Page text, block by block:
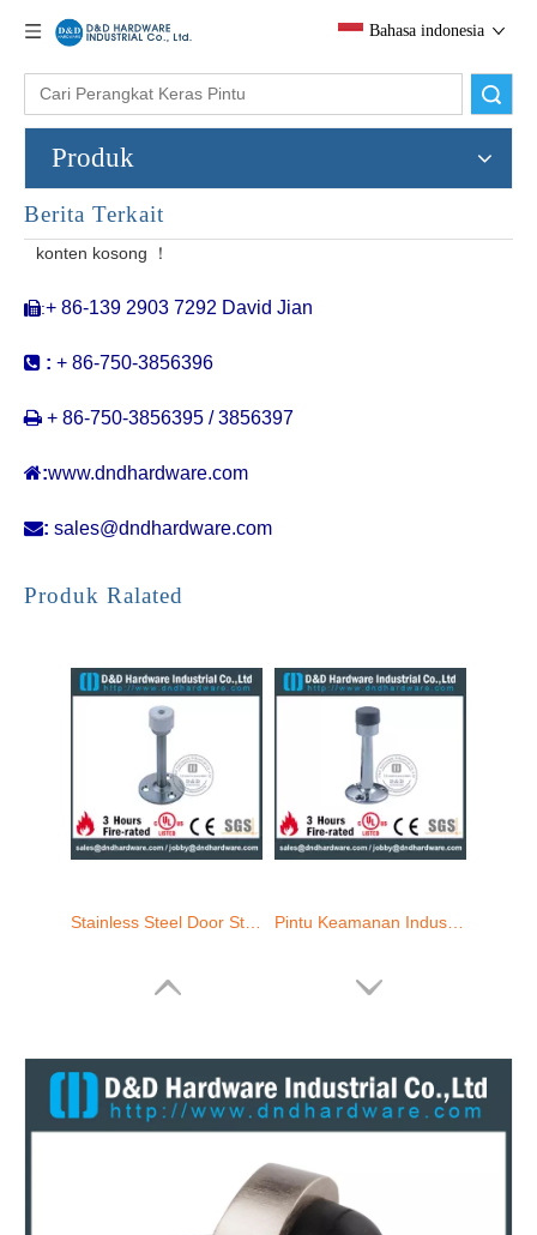
Bahasa indonesia
Produk
Berita Terkait
konten kosong ！
:+ 86-139 2903 7292 David Jian
 : + 86-750-3856396
 + 86-750-3856395 / 3856397
:www.dndhardware.com
: sales@dndhardware.com
Produk Ralated